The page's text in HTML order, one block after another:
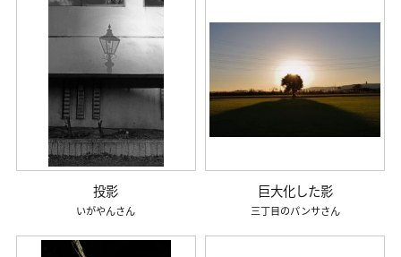
投影
いがやん
巨大化した影
三丁目のパンサ